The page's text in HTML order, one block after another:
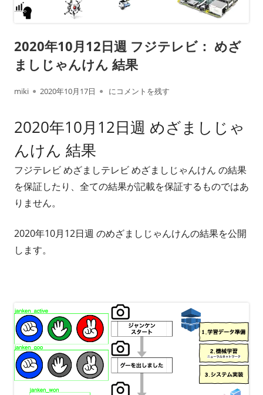
2020年10月12日週 フジテレビ： めざ
ましじゃんけん 結果
作
者
miki
公
日
2020年10月17日 2020年10月12日週 フジテレビ： めざましじ
にコメントを残す
2020年10月12日週 めざましじゃ
んけん 結果
フジテレビ めざましテレビ めざましじゃんけん の結果
を保証したり、全ての結果が記載を保証するものではあ
りません。
2020年10月12日週 のめざましじゃんけんの結果を公開
します。